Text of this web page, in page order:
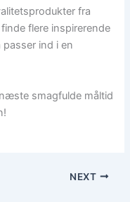
fra
flere inspirerende
ind i en
smagfulde måltid
NEXT